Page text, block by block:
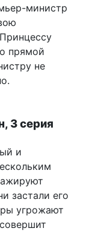
министр
прямой
не
3 серия
и
застали его
угрожают